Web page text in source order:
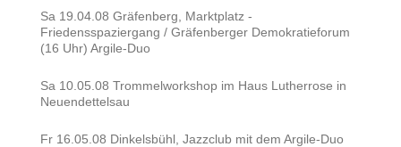
Sa 19.04.08 Gräfenberg, Marktplatz -
Friedensspaziergang / Gräfenberger Demokratieforum
(16 Uhr) Argile-Duo
Sa 10.05.08 Trommelworkshop im Haus Lutherrose in
Neuendettelsau
Fr 16.05.08 Dinkelsbühl, Jazzclub mit dem Argile-Duo